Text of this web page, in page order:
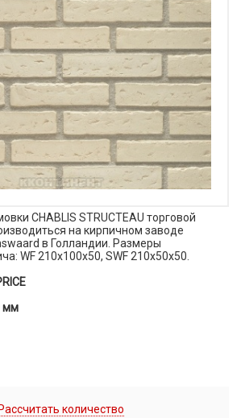
CHABLIS STRUCTEAU торговой
на кирпичном заводе
в Голландии. Размеры
WF 210x100x50, SWF 210x50x50.
мм
Рассчитать количество